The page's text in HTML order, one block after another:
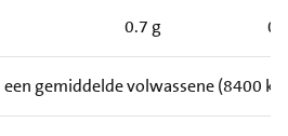
0.7 g
gemiddelde volwassene (8400